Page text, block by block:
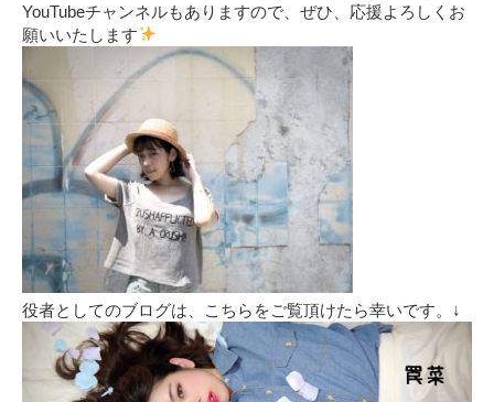
YouTubeチャンネルもありますので、ぜひ、応援よろしくお
願いいたします
役者としてのブログは、こちらをご覧頂けたら幸いです。↓